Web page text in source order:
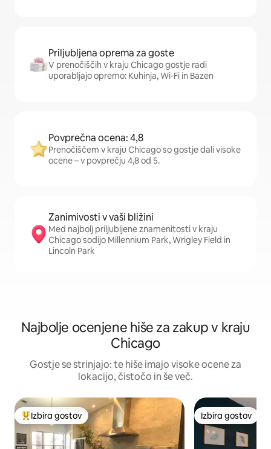
Priljubljena oprema za goste
V prenočiščih v kraju Chicago gostje radi
uporabljajo opremo: Kuhinja, Wi-Fi in Bazen
Povprečna ocena: 4,8
Prenočiščem v kraju Chicago so gostje dali visoke
ocene – v povprečju 4,8 od 5.
Zanimivosti v vaši bližini
Med najbolj priljubljene znamenitosti v kraju
Chicago sodijo Millennium Park, Wrigley Field in
Lincoln Park
Najbolje ocenjene hiše za zakup v kraju
Chicago
Gostje se strinjajo: te hiše imajo visoke ocene za
lokacijo, čistočo in še več.
Najbolj priljubljena prenočišča z značko »Izbira gostov«
Izbira gostov Izbira gostov
Izbira gostov